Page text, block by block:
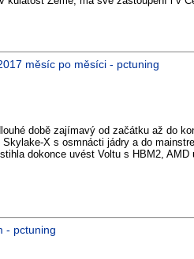
měsíc po měsíci - pctuning
době zajímavý od začátku až do
Skylake-X s osmnácti jádry a do
dokonce uvést Voltu s HBM2, AMD
- pctuning